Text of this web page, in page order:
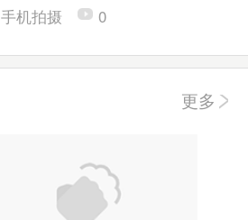
手机拍摄 0
更多